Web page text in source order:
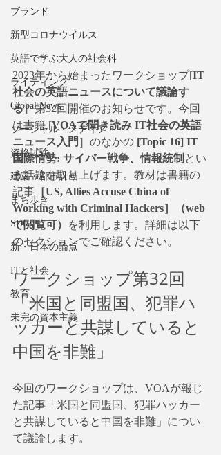
ブランド
新型コロナウイルス
英語で学ぶ大人の社会科
ライティング
Global News
ソーシャル・メディア
資格試験
建築・都市計画
まち歩き
SDGs
新・日本の論点
ITと社会
教育
未完の資本主義
2023年から始まったワークショップ[IT
社会の英語ニュースについて議論す
る］第32回開催のお知らせです。今回
は書籍 [VOAで聞き読み IT社会の英語
ニュース入門 ］のなかの [Topic 16] IT
国際情勢: サイバー戦争、情報統制 とい
う話題を取り上げます。教材は書籍の
記事 ［US, Allies Accuse China of
Working with Criminal Hackers］（web
で閲覧可）
を利用します。詳細は以下
のセクションでご確認ください。
ワークショップ第32回
「米国と同盟国、犯罪ハ
ッカーと共謀していると
中国を非難」
今回のワークショップは、VOAが報じ
た記事「米国と同盟国、犯罪ハッカー
と共謀していると中国を非難」につい
て議論します。